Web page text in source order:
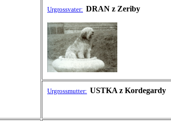
Urgrossvater: DRAN z Zeriby
Urgrossmutter: USTKA z Kordegardy